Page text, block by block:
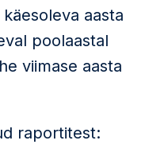
aasta
poolaastal
viimase aasta
raportitest: